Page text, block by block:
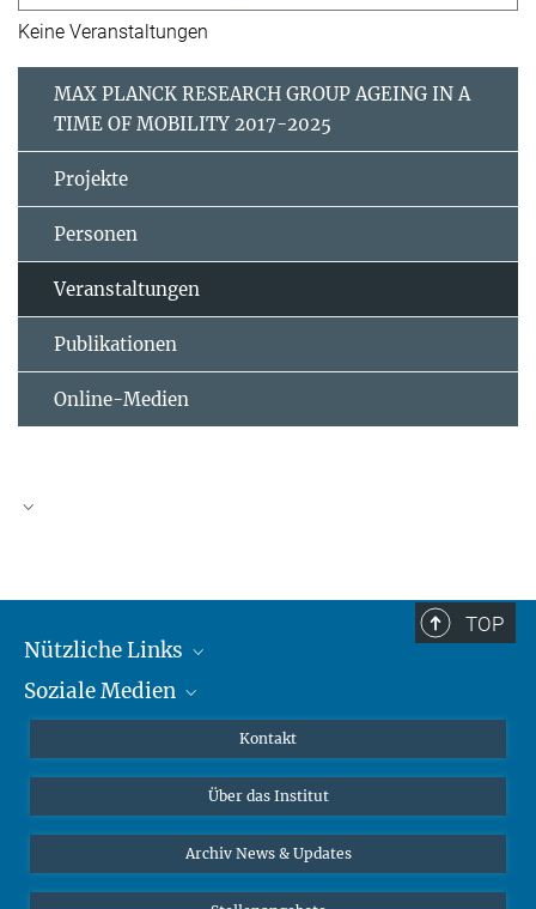
Keine Veranstaltungen
MAX PLANCK RESEARCH GROUP AGEING IN A
TIME OF MOBILITY 2017-2025
Projekte
Personen
Veranstaltungen
Publikationen
Online-Medien
TOP
Nützliche Links
MMG Alumni Corner
Online-Vorträge
Interviews zum Thema "Diversity"
Soziale Medien
Bluesky
Kontakt
Über das Institut
Archiv News & Updates